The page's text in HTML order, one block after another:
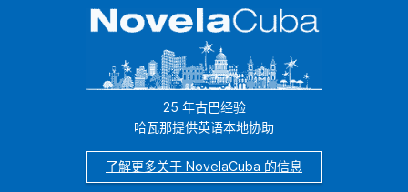
25 年古巴经验
哈瓦那提供英语本地协助
了解更多关于 NovelaCuba 的信息